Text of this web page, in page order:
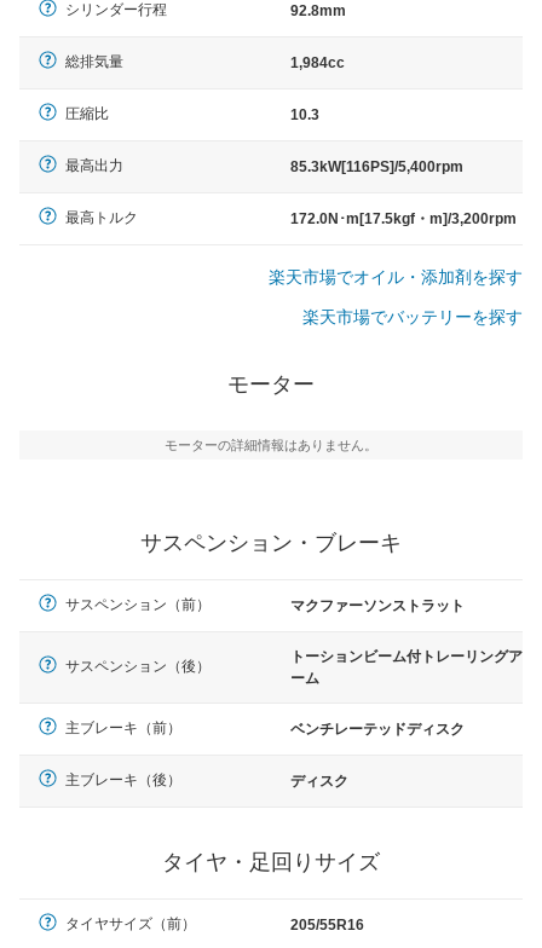
シリンダー行程 92.8mm
総排気量 1,984cc
圧縮比 10.3
最高出力 85.3kW[116PS]/5,400rpm
最高トルク 172.0N･m[17.5kgf・m]/3,200rpm
楽天市場でオイル・添加剤を探す
楽天市場でバッテリーを探す
モーター
モーターの詳細情報はありません。
サスペンション・ブレーキ
サスペンション（前） マクファーソンストラット
サスペンション（後）
トーションビーム付トレーリングア
ーム
主ブレーキ（前） ベンチレーテッドディスク
主ブレーキ（後） ディスク
タイヤ・足回りサイズ
タイヤサイズ（前） 205/55R16